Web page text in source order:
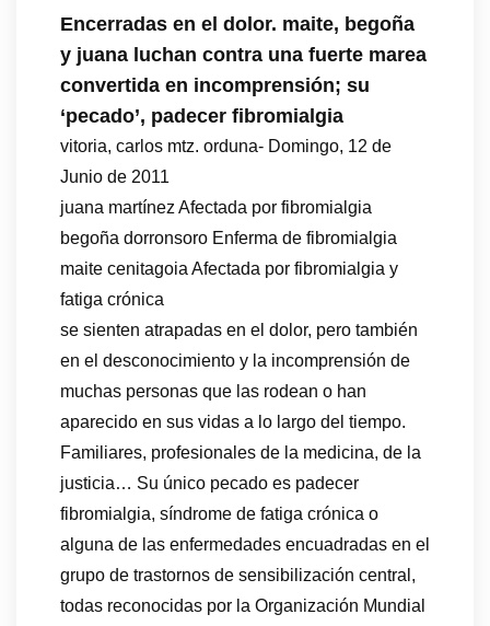
Encerradas en el dolor. maite, begoña
y juana luchan contra una fuerte marea
convertida en incomprensión; su
‘pecado’, padecer fibromialgia
vitoria, carlos mtz. orduna- Domingo, 12 de
Junio de 2011
juana martínez Afectada por fibromialgia
begoña dorronsoro Enferma de fibromialgia
maite cenitagoia Afectada por fibromialgia y
fatiga crónica
se sienten atrapadas en el dolor, pero también
en el desconocimiento y la incomprensión de
muchas personas que las rodean o han
aparecido en sus vidas a lo largo del tiempo.
Familiares, profesionales de la medicina, de la
justicia… Su único pecado es padecer
fibromialgia, síndrome de fatiga crónica o
alguna de las enfermedades encuadradas en el
grupo de trastornos de sensibilización central,
todas reconocidas por la Organización Mundial